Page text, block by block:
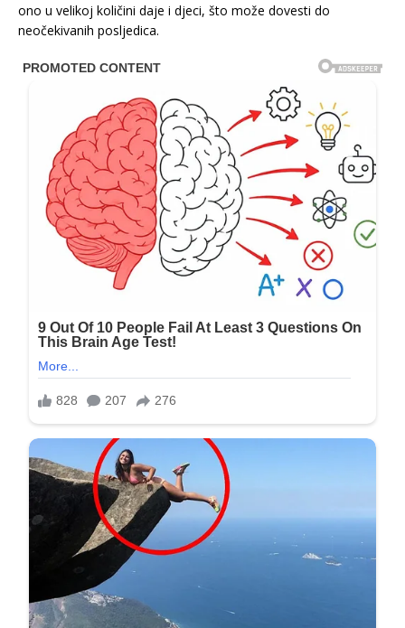
ono u velikoj količini daje i djeci, što može dovesti do
neočekivanih posljedica.